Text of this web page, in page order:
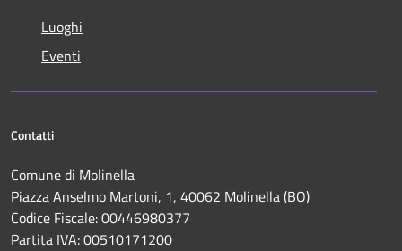
Luoghi
Eventi
Contatti
Comune di Molinella
Piazza Anselmo Martoni, 1, 40062 Molinella (BO)
Codice Fiscale: 00446980377
Partita IVA: 00510171200